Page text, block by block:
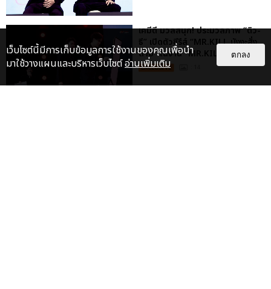
เคมีดี มวลสนุก! ประมวลภาพ “ดิว-
ธี” เปิดตัวซีรีส์ “MR.KILL มังงะสั่ง
ตาย” ในงาน “MR.KILL...
EXCLUSIVE
เว็บไซต์นี้มีการเก็บข้อมูลการใช้งานของคุณเพื่อนำ
มาใช้วางแผนและบริหารเว็บไซต์อ่านเพิ่มเติม
ตกลง